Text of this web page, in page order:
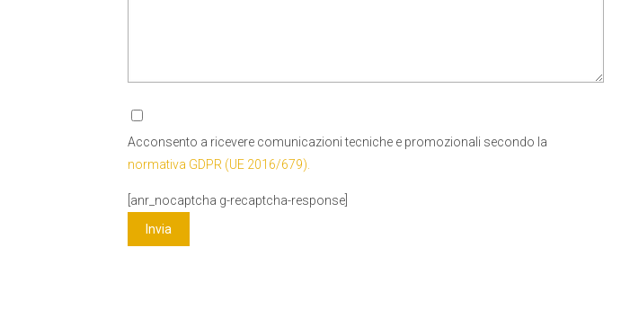
Acconsento a ricevere comunicazioni tecniche e promozionali secondo la
normativa GDPR (UE 2016/679).
[anr_nocaptcha g-recaptcha-response]